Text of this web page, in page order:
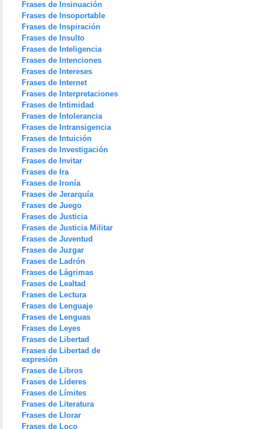
Frases de Insinuación
Frases de Insoportable
Frases de Inspiración
Frases de Insulto
Frases de Inteligencia
Frases de Intenciones
Frases de Intereses
Frases de Internet
Frases de Interpretaciones
Frases de Intimidad
Frases de Intolerancia
Frases de Intransigencia
Frases de Intuición
Frases de Investigación
Frases de Invitar
Frases de Ira
Frases de Ironía
Frases de Jerarquía
Frases de Juego
Frases de Justicia
Frases de Justicia Militar
Frases de Juventud
Frases de Juzgar
Frases de Ladrón
Frases de Lágrimas
Frases de Lealtad
Frases de Lectura
Frases de Lenguaje
Frases de Lenguas
Frases de Leyes
Frases de Libertad
Frases de Libertad de
expresión
Frases de Libros
Frases de Líderes
Frases de Límites
Frases de Literatura
Frases de Llorar
Frases de Loco